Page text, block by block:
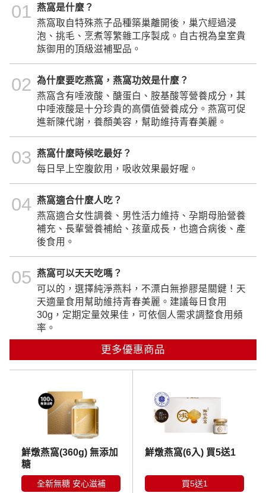
01 燕窩是什麼？
燕窩取自特殊燕子品種築巢離開後，巢穴經過浸
泡、挑毛、烹煮等繁雜工序製成。自古視為皇室貴
族御用的頂級滋補聖品。
02 為什麼要吃燕窩，燕窩功效是什麼？
燕窩含有唾液酸、醣蛋白、胺基酸等營養成分，其
中唾液酸是十分珍貴的高價值營養成分。燕窩可促
進新陳代謝，養顏美容，幫助維持青春美麗。
03 燕窩什麼時候吃最好？
每日早上空腹飲用，吸收效果最好喔。
04 燕窩適合什麼人吃？
燕窩適合女性調養、男性活力維持、孕期母胎營養
補充、長輩營養補給、孩童成長，也適合病後、產
後食用。
05 燕窩可以天天吃嗎？
可以的，選擇純淨燕料，不漂白無摻膠是關鍵！天
天適量食用幫助維持青春美麗。建議每日食用
30g，定期定量效果佳，可依個人需求調整食用頻
率。
更多優惠商品
鮮燉燕窩(360g) 無添加
糖
全新無糖 安心滋補
鮮燉燕窩(6入) 買5送1
買5送1